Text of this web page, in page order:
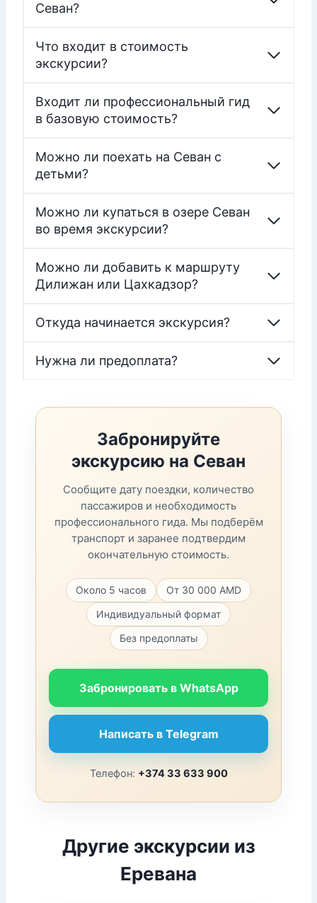
Севан?
Что входит в стоимость
экскурсии?
Входит ли профессиональный гид
в базовую стоимость?
Можно ли поехать на Севан с
детьми?
Можно ли купаться в озере Севан
во время экскурсии?
Можно ли добавить к маршруту
Дилижан или Цахкадзор?
Откуда начинается экскурсия?
Нужна ли предоплата?
Забронируйте
экскурсию на Севан
Сообщите дату поездки, количество
пассажиров и необходимость
профессионального гида. Мы подберём
транспорт и заранее подтвердим
окончательную стоимость.
Около 5 часов
От 30 000 AMD
Индивидуальный формат
Без предоплаты
Забронировать в WhatsApp
Написать в Telegram
Телефон: +374 33 633 900
Другие экскурсии из
Еревана